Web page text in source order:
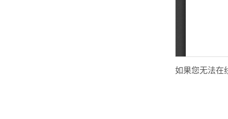
如果您无法在